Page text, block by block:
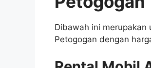
Dibawah ini merupakan
Petogogan dengan